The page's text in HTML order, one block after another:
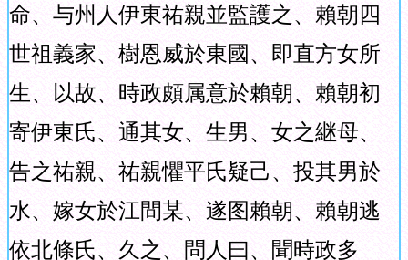
命、与州人伊東祐親並監護之、賴朝四
世祖義家、樹恩威於東國、即直方女所
生、以故、時政頗属意於賴朝、賴朝初
寄伊東氏、通其女、生男、女之継母、
告之祐親、祐親懼平氏疑己、投其男於
水、嫁女於江間某、遂图賴朝、賴朝逃
依北條氏、久之、問人曰、聞時政多